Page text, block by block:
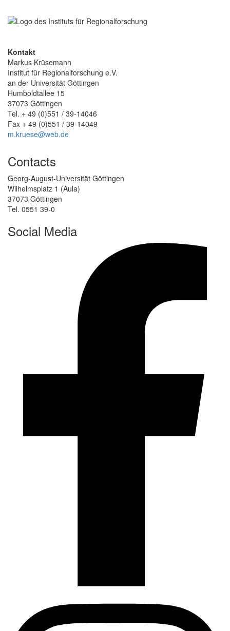
Kontakt
Markus Krüsemann
Institut für Regionalforschung e.V.
an der Universität Göttingen
Humboldtallee 15
37073 Göttingen
Tel. + 49 (0)551 / 39-14046
Fax + 49 (0)551 / 39-14049
m.kruese@web.de
Contacts
Georg-August-Universität Göttingen
Wilhelmsplatz 1 (Aula)
37073 Göttingen
Tel. 0551 39-0
Social Media